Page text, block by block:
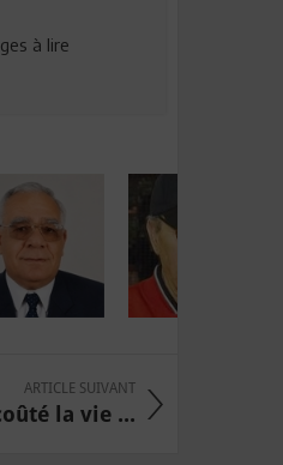
à lire
ARTICLE SUIVANT
la vie ...